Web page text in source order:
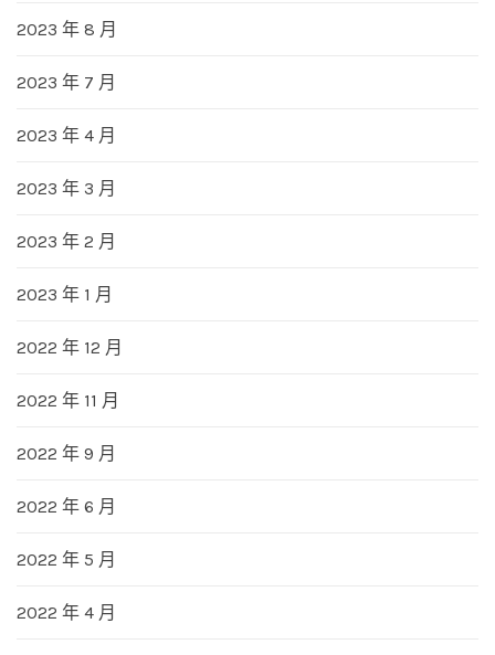
2023 年 8 月
2023 年 7 月
2023 年 4 月
2023 年 3 月
2023 年 2 月
2023 年 1 月
2022 年 12 月
2022 年 11 月
2022 年 9 月
2022 年 6 月
2022 年 5 月
2022 年 4 月